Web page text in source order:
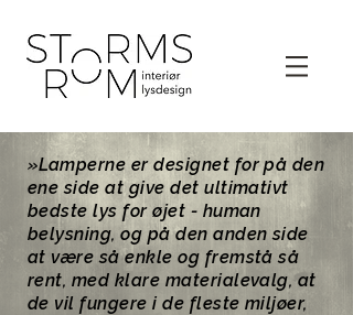
»Lamperne er designet for på den
ene side at give det ultimativt
bedste lys for øjet - human
belysning, og på den anden side
at være så enkle og fremstå så
rent, med klare materialevalg, at
de vil fungere i de fleste miljøer,